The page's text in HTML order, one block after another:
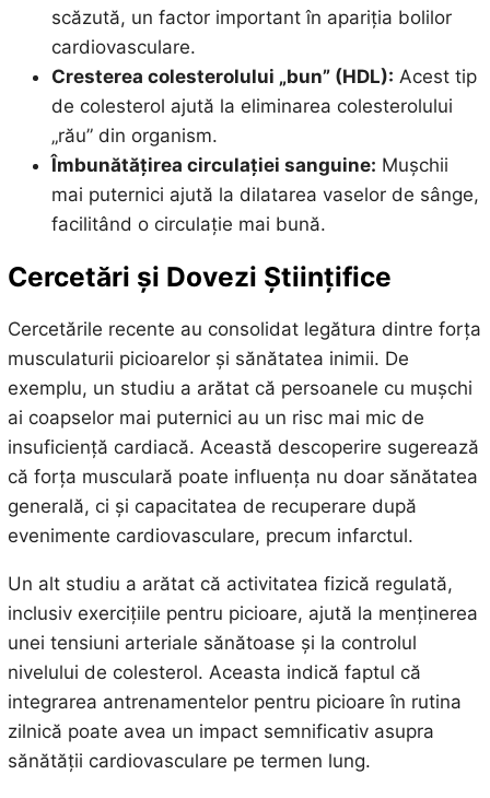
scăzută, un factor important în apariția bolilor
cardiovasculare.
Cresterea colesterolului „bun” (HDL): Acest tip
de colesterol ajută la eliminarea colesterolului
„rău” din organism.
Îmbunătățirea circulației sanguine: Mușchii
mai puternici ajută la dilatarea vaselor de sânge,
facilitând o circulație mai bună.
Cercetări și Dovezi Științifice
Cercetările recente au consolidat legătura dintre forța
musculaturii picioarelor și sănătatea inimii. De
exemplu, un studiu a arătat că persoanele cu mușchi
ai coapselor mai puternici au un risc mai mic de
insuficiență cardiacă. Această descoperire sugerează
că forța musculară poate influența nu doar sănătatea
generală, ci și capacitatea de recuperare după
evenimente cardiovasculare, precum infarctul.
Un alt studiu a arătat că activitatea fizică regulată,
inclusiv exercițiile pentru picioare, ajută la menținerea
unei tensiuni arteriale sănătoase și la controlul
nivelului de colesterol. Aceasta indică faptul că
integrarea antrenamentelor pentru picioare în rutina
zilnică poate avea un impact semnificativ asupra
sănătății cardiovasculare pe termen lung.